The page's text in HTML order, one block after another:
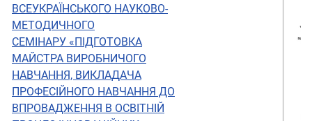
ВСЕУКРАЇНСЬКОГО НАУКОВО-
МЕТОДИЧНОГО
СЕМІНАРУ «ПІДГОТОВКА
МАЙСТРА ВИРОБНИЧОГО
НАВЧАННЯ, ВИКЛАДАЧА
ПРОФЕСІЙНОГО НАВЧАННЯ ДО
ВПРОВАДЖЕННЯ В ОСВІТНІЙ